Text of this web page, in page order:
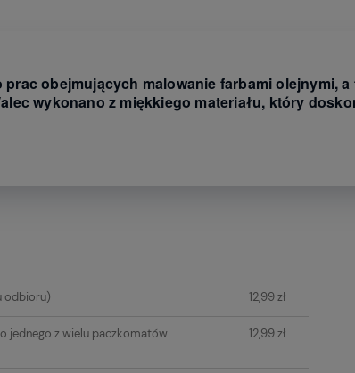
prac obejmujących malowanie farbami olejnymi,
wykonano z miękkiego materiału, który
ewentualnych kosztów
odbioru) 12,99 zł
jednego z wielu paczkomatów
12,99 zł